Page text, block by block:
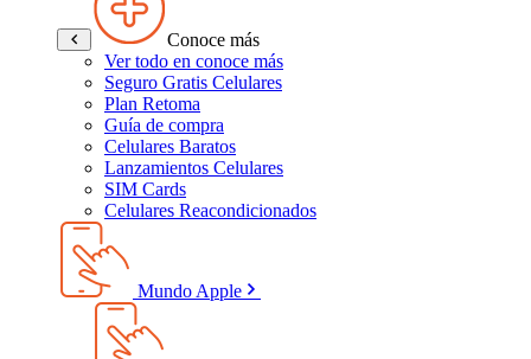
Conoce más
Ver todo en conoce más
Seguro Gratis Celulares
Plan Retoma
Guía de compra
Celulares Baratos
Lanzamientos Celulares
SIM Cards
Celulares Reacondicionados
Mundo Apple